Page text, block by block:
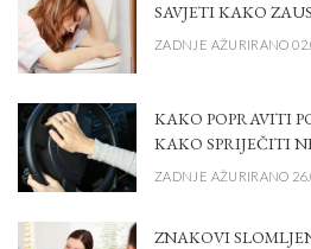
SAVJETI KAKO
ZADNJE AŽURIRANO
KAKO POPRAVITI
KAKO SPRIJEČITI
ZADNJE AŽURIRANO
ZNAKOVI